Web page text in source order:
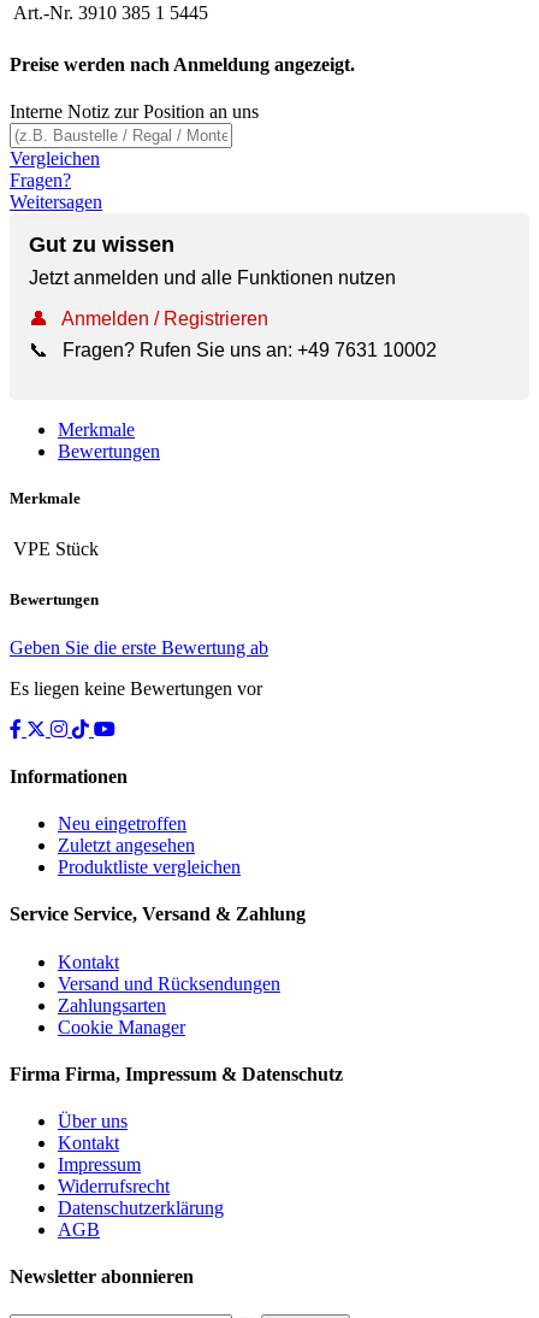
Art.-Nr. 3910 385 1 5445
Preise werden nach Anmeldung angezeigt.
Interne Notiz zur Position an uns
Vergleichen
Fragen?
Weitersagen
Gut zu wissen
Jetzt anmelden und alle Funktionen nutzen
👤
Anmelden / Registrieren
📞
Fragen? Rufen Sie uns an: +49 7631 10002
Merkmale
Bewertungen
Merkmale
VPE Stück
Bewertungen
Geben Sie die erste Bewertung ab
Es liegen keine Bewertungen vor
Informationen
Neu eingetroffen
Zuletzt angesehen
Produktliste vergleichen
Service Service, Versand & Zahlung
Kontakt
Versand und Rücksendungen
Zahlungsarten
Cookie Manager
Firma Firma, Impressum & Datenschutz
Über uns
Kontakt
Impressum
Widerrufsrecht
Datenschutzerklärung
AGB
Newsletter abonnieren